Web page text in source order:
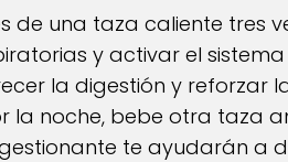
de una taza caliente tres
y activar el
la digestión y reforzar
la noche, bebe otra taza
te ayudarán a